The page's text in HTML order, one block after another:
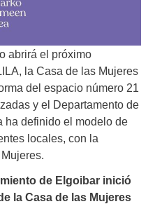
abrirá el próximo
la Casa de las Mujeres
del espacio número 21
y el Departamento de
ha definido el modelo de
locales, con la
de Elgoibar inició
la Casa de las Mujeres